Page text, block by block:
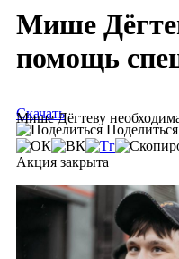
Мише
помощь
Мише Дёгтеву
Скачать
Поделиться
Акция закрыта